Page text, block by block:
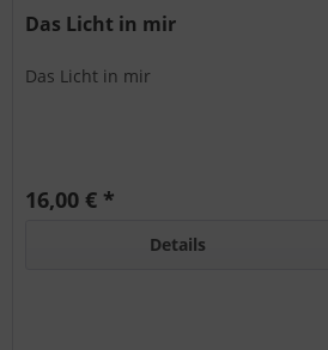
Das Licht in mir
Das Licht in mir
16,00 € *
Details